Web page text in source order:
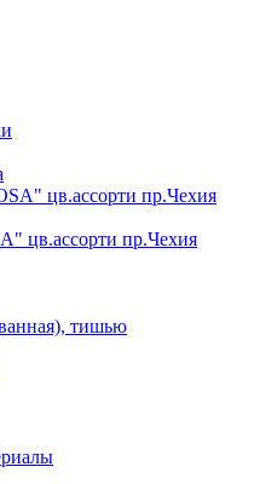
цв.ассорти пр.Чехия
тишью